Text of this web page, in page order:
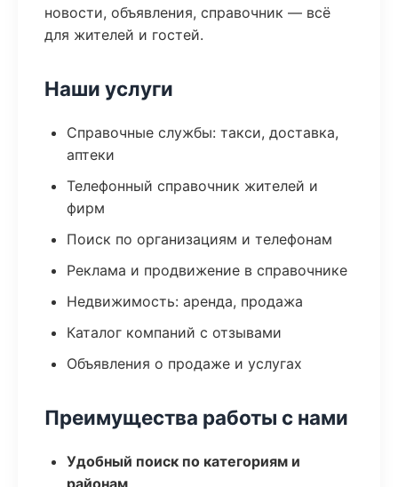
новости, объявления, справочник — всё
для жителей и гостей.
Наши услуги
Справочные службы: такси, доставка,
аптеки
Телефонный справочник жителей и
фирм
Поиск по организациям и телефонам
Реклама и продвижение в справочнике
Недвижимость: аренда, продажа
Каталог компаний с отзывами
Объявления о продаже и услугах
Преимущества работы с нами
Удобный поиск по категориям и
районам